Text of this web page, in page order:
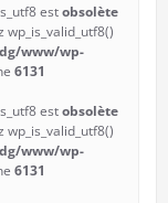
estobsolète
www/wp-
6131
estobsolète
www/wp-
6131